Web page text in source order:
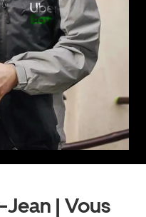
| Vous